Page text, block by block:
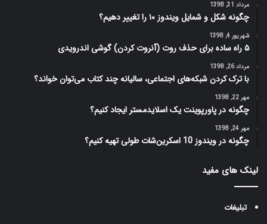
مرداد 31, 1398
چگونه شکل و شمایل ویندوز ۱۰ را تغییر دهیم؟
شهریور 4, 1398
۵ راه ساده برای حذف روت (آنروت کردن) گوشی اندرویدی
مرداد 26, 1398
با ترک کردن شبکه‌های اجتماعی، سالیانه چند کتاب می‌توان خواند؟
مهر 22, 1398
چگونه در پاورپوینت یک اسلاید‌مستر ایجاد کنیم؟
مهر 24, 1398
چگونه در ویندوز 10 اسکرین‌شات طولی تهیه کنیم؟
لینک های مفید
تبلیغات